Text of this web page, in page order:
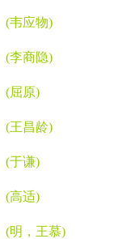
(韦应物)
(李商隐)
(屈原)
(王昌龄)
(于谦)
(高适)
(明，王慕)